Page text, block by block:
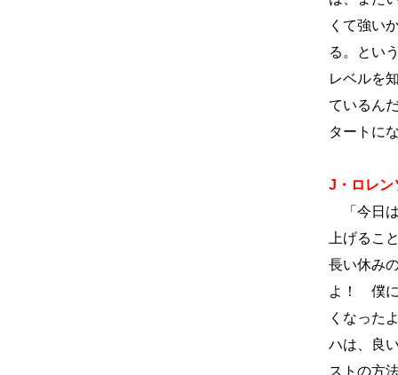
くて強い
る。とい
レベルを
ているん
タートに
J・ロレ
「今日は
上げるこ
長い休み
よ！ 僕に
くなった
ハは、良
ストの方